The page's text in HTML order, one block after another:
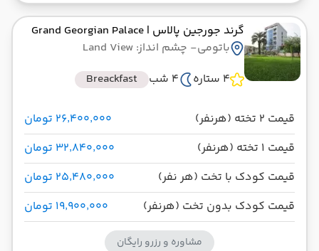
گرند جورجین پالاس | Grand Georgian Palace
باتومی- چشم انداز: Land View
4 ستاره
4 شب Breackfast
قیمت 2 تخته (هرنفر)
۲۶٬۴۰۰٬۰۰۰ تومان
قیمت 1 تخته (هرنفر)
۳۲٬۸۴۰٬۰۰۰ تومان
قیمت کودک با تخت (هر نفر)
۲۵٬۴۸۰٬۰۰۰ تومان
قیمت کودک بدون تخت (هرنفر)
۱۹٬۹۰۰٬۰۰۰ تومان
مشاوره و رزرو رایگان